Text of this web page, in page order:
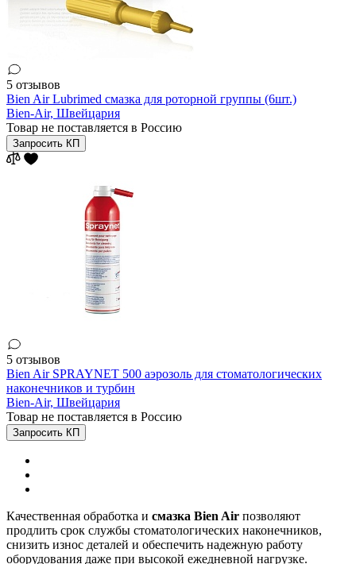
5 отзывов
Bien Air Lubrimed смазка для роторной группы (6шт.)
Bien-Air, Швейцария
Товар не поставляется в Россию
Запросить КП
5 отзывов
Bien Air SPRAYNET 500 аэрозоль для стоматологических
наконечников и турбин
Bien-Air, Швейцария
Товар не поставляется в Россию
Запросить КП
Качественная обработка и смазка Bien Air позволяют
продлить срок службы стоматологических наконечников,
снизить износ деталей и обеспечить надежную работу
оборудования даже при высокой ежедневной нагрузке.